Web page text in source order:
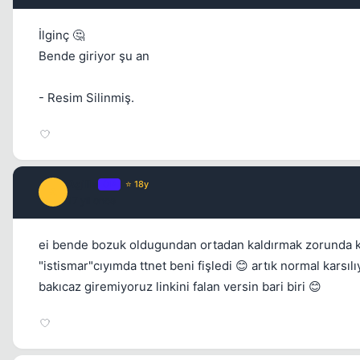
İlginç 🤔
Bende giriyor şu an
- Resim Silinmiş.
⭐ 18y
ei bende bozuk oldugundan ortadan kaldırmak zorunda
"istismar"cıyımda ttnet beni fişledi 😊 artık normal
bakıcaz giremiyoruz linkini falan versin bari biri 😊